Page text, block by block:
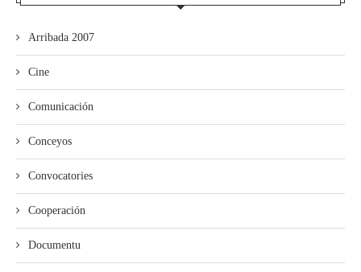
Arribada 2007
Cine
Comunicación
Conceyos
Convocatories
Cooperación
Documentu